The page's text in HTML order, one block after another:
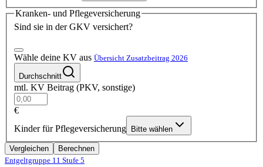
Kranken- und Pflegeversicherung
Sind sie in der GKV versichert?
Wähle deine KV aus Übersicht Zusatzbeitrag 2026
Durchschnitt
mtl. KV Beitrag (PKV, sonstige)
€
Kinder für Pflegeversicherung
Bitte wählen
Vergleichen
Berechnen
Entgeltgruppe 11 Stufe 5